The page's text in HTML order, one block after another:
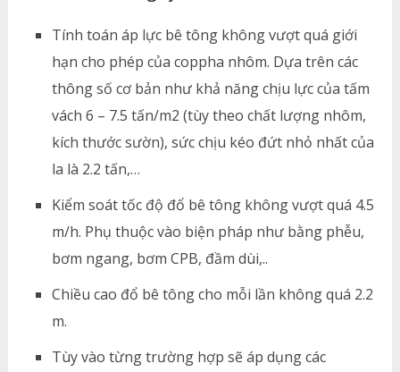
Tính toán áp lực bê tông không vượt quá giới
hạn cho phép của coppha nhôm. Dựa trên các
thông số cơ bản như khả năng chịu lực của tấm
vách 6 – 7.5 tấn/m2 (tùy theo chất lượng nhôm,
kích thước sườn), sức chịu kéo đứt nhỏ nhất của
la là 2.2 tấn,…
Kiểm soát tốc độ đổ bê tông không vượt quá 4.5
m/h. Phụ thuộc vào biện pháp như bằng phễu,
bơm ngang, bơm CPB, đầm dùi,..
Chiều cao đổ bê tông cho mỗi lần không quá 2.2
m.
Tùy vào từng trường hợp sẽ áp dụng các